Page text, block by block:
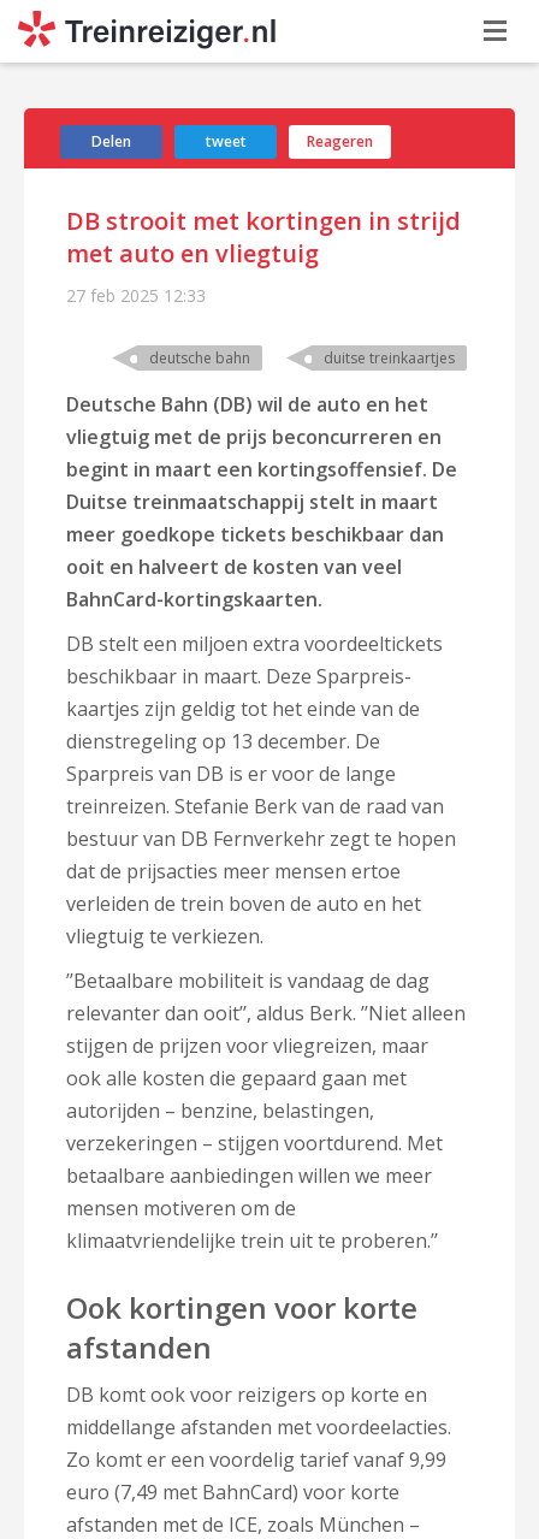
Delen tweet Reageren
DB strooit met kortingen in strijd
met auto en vliegtuig
27 feb 2025 12:33
deutsche bahn duitse treinkaartjes
Deutsche Bahn (DB) wil de auto en het
vliegtuig met de prijs beconcurreren en
begint in maart een kortingsoffensief. De
Duitse treinmaatschappij stelt in maart
meer goedkope tickets beschikbaar dan
ooit en halveert de kosten van veel
BahnCard-kortingskaarten.
DB stelt een miljoen extra voordeeltickets
beschikbaar in maart. Deze Sparpreis-
kaartjes zijn geldig tot het einde van de
dienstregeling op 13 december. De
Sparpreis van DB is er voor de lange
treinreizen. Stefanie Berk van de raad van
bestuur van DB Fernverkehr zegt te hopen
dat de prijsacties meer mensen ertoe
verleiden de trein boven de auto en het
vliegtuig te verkiezen.
’’Betaalbare mobiliteit is vandaag de dag
relevanter dan ooit’’, aldus Berk. ’’Niet alleen
stijgen de prijzen voor vliegreizen, maar
ook alle kosten die gepaard gaan met
autorijden – benzine, belastingen,
verzekeringen – stijgen voortdurend. Met
betaalbare aanbiedingen willen we meer
mensen motiveren om de
klimaatvriendelijke trein uit te proberen.’’
Ook kortingen voor korte
afstanden
DB komt ook voor reizigers op korte en
middellange afstanden met voordeelacties.
Zo komt er een voordelig tarief vanaf 9,99
euro (7,49 met BahnCard) voor korte
afstanden met de ICE, zoals München –